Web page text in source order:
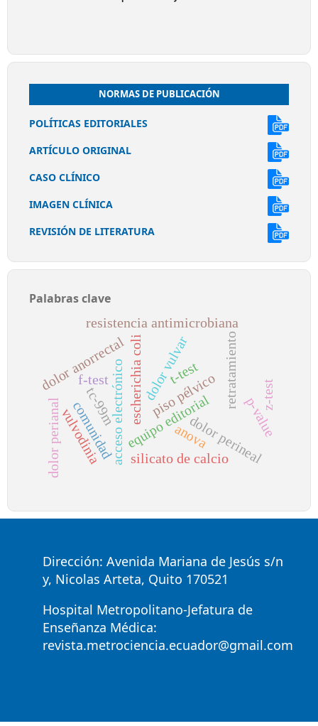
NORMAS DE PUBLICACIÓN
POLÍTICAS EDITORIALES
ARTÍCULO ORIGINAL
CASO CLÍNICO
IMAGEN CLÍNICA
REVISIÓN DE LITERATURA
Palabras clave
equipo editorial
acceso electrónico
comunidad
escherichia coli
resistencia antimicrobiana
dolor perineal
vulvodinia
dolor vulvar
dolor perianal
piso pélvico
dolor anorrectal retratamiento
silicato de calcio
p-value
z-test
t-test
anova
f-test
tc-99m
Dirección: Avenida Mariana de Jesús s/n
y, Nicolas Arteta, Quito 170521
Hospital Metropolitano-Jefatura de
Enseñanza Médica:
revista.metrociencia.ecuador@gmail.com